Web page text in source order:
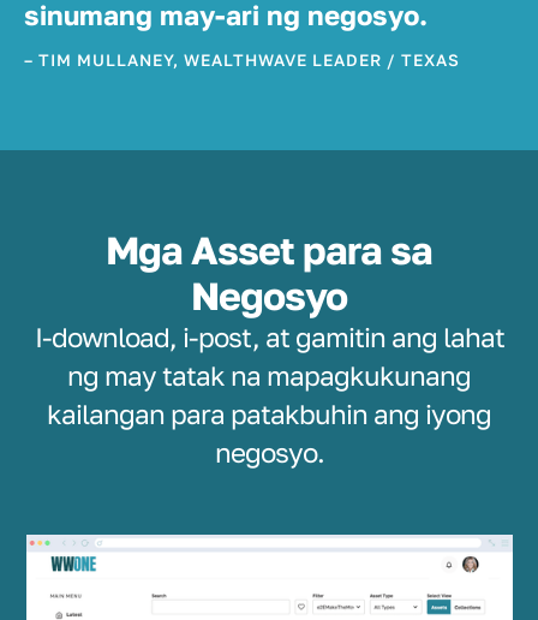
sinumang may-ari ng negosyo.
– TIM MULLANEY, WEALTHWAVE LEADER / TEXAS
Mga Asset para sa
Negosyo
I-download, i-post, at gamitin ang lahat
ng may tatak na mapagkukunang
kailangan para patakbuhin ang iyong
negosyo.